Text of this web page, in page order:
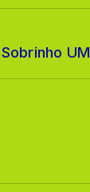
UM